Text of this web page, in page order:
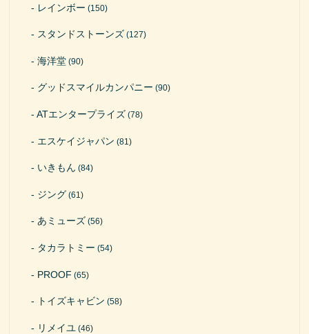
レインボー (150)
スタンドストーンズ (127)
海洋堂 (90)
グッドスマイルカンパニー (90)
ATエンタープライズ (78)
エスケイジャパン (81)
いきもん (84)
ジング (61)
あミューズ (56)
タカラトミー (54)
PROOF (65)
トイズキャビン (58)
リメイユ (46)